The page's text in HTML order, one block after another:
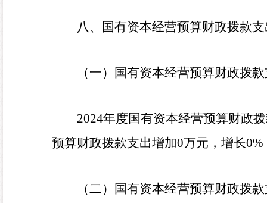
八、国有资本经营预算财政拨款
（一）国有资本经营预算财政拨
2024年度国有资本经营预算财政
预算财政拨款支出增加0万元，增长0%
（二）国有资本经营预算财政拨